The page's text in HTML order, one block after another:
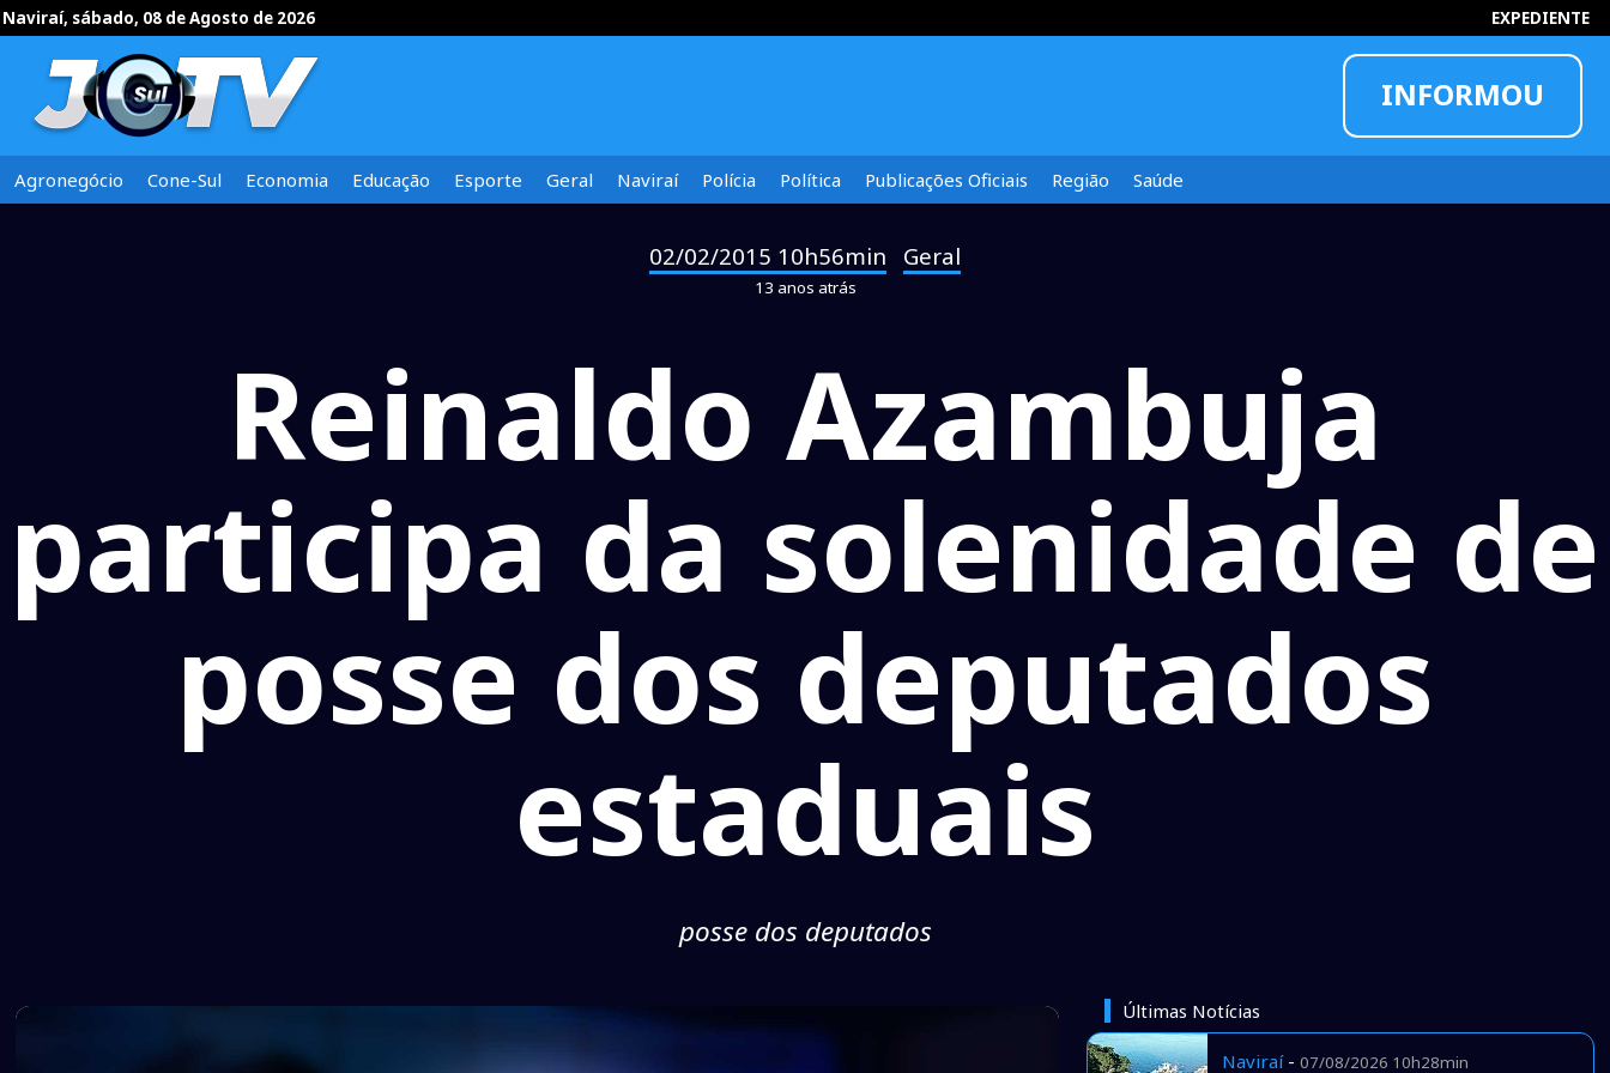
Naviraí, sábado, 08 de Agosto de 2026 EXPEDIENTE
INFORMOU
Agronegócio Cone-Sul Economia Educação Esporte Geral Naviraí Polícia Política Publicações Oficiais Região Saúde
02/02/2015 10h56min Geral
13 anos atrás
Reinaldo Azambuja
participa da solenidade de
posse dos deputados
estaduais
posse dos deputados
Últimas Notícias
Naviraí- 07/08/2026 10h28min